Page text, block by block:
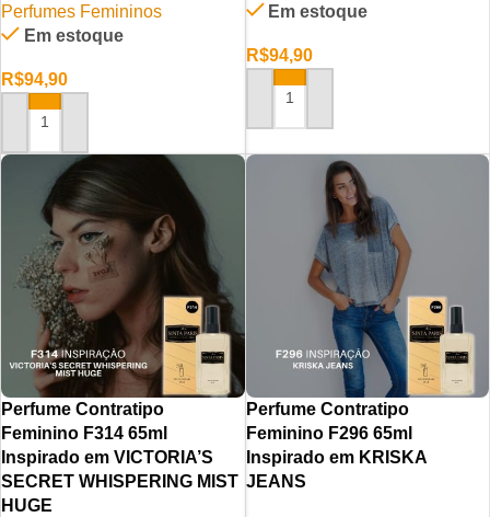
Perfumes Femininos
Em estoque
R$94,90
ADICIONAR AO CARRINHO
Em estoque
R$94,90
ADICIONAR AO CARRINHO
Perfume Contratipo
Feminino F314 65ml
Inspirado em VICTORIA’S
SECRET WHISPERING MIST
HUGE
Perfume Contratipo
Feminino F296 65ml
Inspirado em KRISKA
JEANS